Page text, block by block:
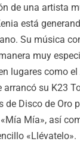
de una artista
está
Su música
muy
lugares como
arrancó su K23
de Disco de Oro
Mía», así
«Llévatelo».